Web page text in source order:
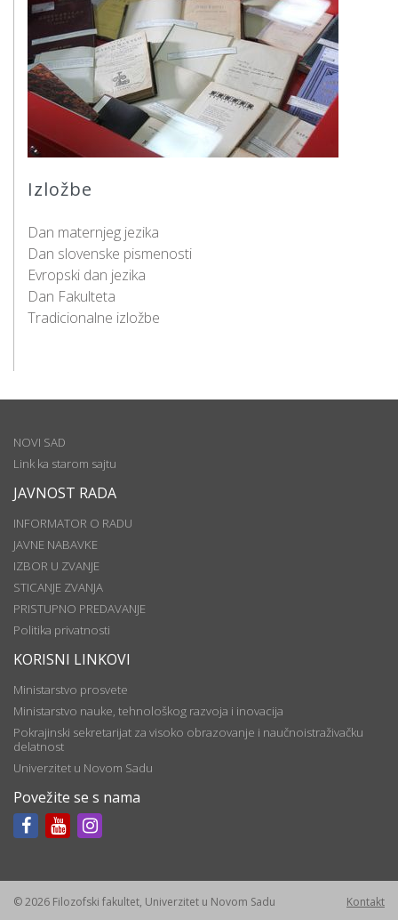
Izložbe
Dan maternjeg jezika
Dan slovenske pismenosti
Evropski dan jezika
Dan Fakulteta
Tradicionalne izložbe
NOVI SAD
Link ka starom sajtu
JAVNOST RADA
INFORMATOR O RADU
JAVNE NABAVKE
IZBOR U ZVANJE
STICANJE ZVANJA
PRISTUPNO PREDAVANJE
Politika privatnosti
KORISNI LINKOVI
Ministarstvo prosvete
Ministarstvo nauke, tehnološkog razvoja i inovacija
Pokrajinski sekretarijat za visoko obrazovanje i naučnoistraživačku
delatnost
Univerzitet u Novom Sadu
Povežite se s nama
© 2026 Filozofski fakultet, Univerzitet u Novom Sadu Kontakt